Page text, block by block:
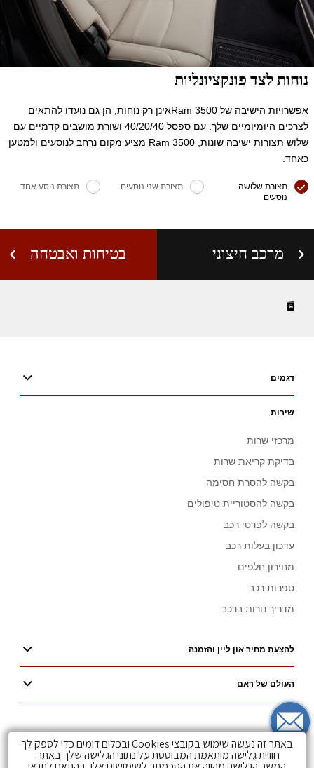
באתר זה נעשה שימוש בקובצי Cookies ובכלים דומים כדי לספק לך
חוויית גלישה מותאמת המבוססת על נתוני הגלישה שלך באתר.
נוחות לצד פונקציונליות
אפשרויות הישיבה של Ram 3500אינן רק נוחות, הן גם נועדו להתאים
לצרכים היומיומיים שלך. עם ספסל 40/20/40 ושורת מושבים קדמיים עם
שלוש תצורות ישיבה שונות, Ram 3500 מציע מקום נרחב לנוסעים ולמטען
כאחד.
תצורת שלושה
נוסעים
תצורת שני נוסעים תצורת נוסע אחד
מרכב חיצוני בטיחות ואבטחה
דגמים
שירות
מרכזי שרות
בדיקת קריאת שרות
בקשה להסרת חסימה
בקשה להסטוריית טיפולים
בקשה לפרטי רכב
עדכון בעלות רכב
מחירון חלפים
ספרות רכב
מדריך נורות ברכב
להצעת מחיר און ליין והזמנה
העולם של ראם
צור קשר מכירות